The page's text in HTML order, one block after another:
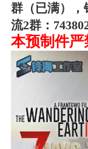
我的钱包
MOD下载
大人
Lv.8
02-10 15:45
电脑
群（已满），
流2群：
本预制件严